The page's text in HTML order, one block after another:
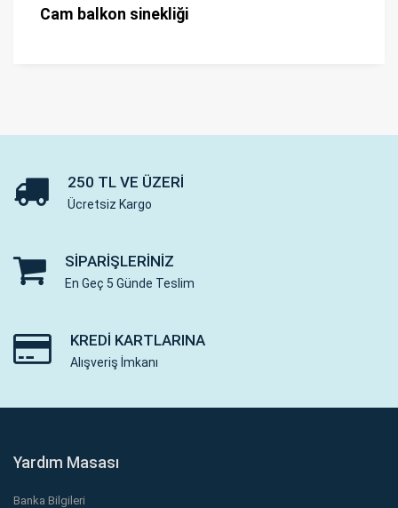
Cam balkon sinekliği
250 TL VE ÜZERI
Ücretsiz Kargo
SIPARIŞLERINIZ
En Geç 5 Günde Teslim
KREDI KARTLARINA
Alışveriş İmkanı
Yardım Masası
Banka Bilgileri